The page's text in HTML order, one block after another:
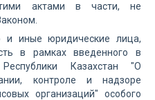
актами в части, не
иные юридические лица,
в рамках введенного в
Казахстан "О
контроле и надзоре
организаций" особого